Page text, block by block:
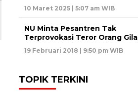
10 Maret 2025 | 5:07 am WIB
NU Minta Pesantren Tak
Terprovokasi Teror Orang Gila
19 Februari 2018 | 9:50 pm WIB
TOPIK TERKINI